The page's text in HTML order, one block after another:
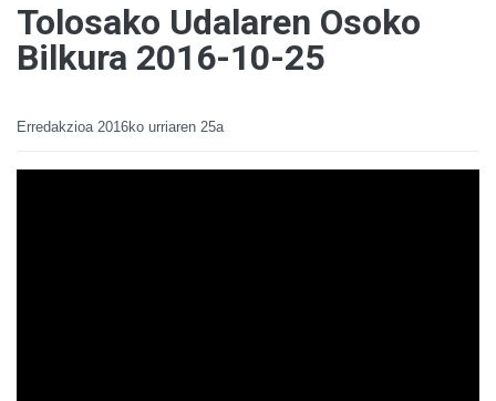
Tolosako Udalaren Osoko
Bilkura 2016-10-25
Erredakzioa 2016ko urriaren 25a